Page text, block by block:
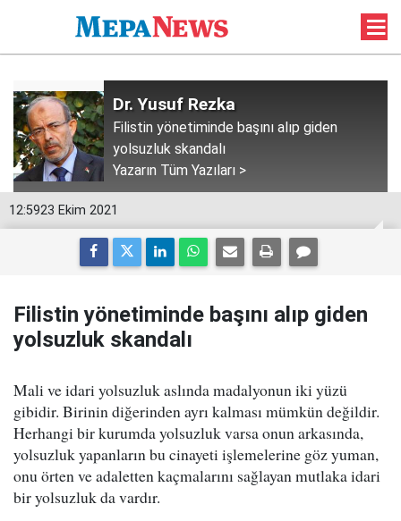
Dr. Yusuf Rezka
Filistin yönetiminde başını alıp giden
yolsuzluk skandalı
Yazarın Tüm Yazıları >
12:5923 Ekim 2021
Filistin yönetiminde başını alıp giden
yolsuzluk skandalı
Mali ve idari yolsuzluk aslında madalyonun iki yüzü
gibidir. Birinin diğerinden ayrı kalması mümkün değildir.
Herhangi bir kurumda yolsuzluk varsa onun arkasında,
yolsuzluk yapanların bu cinayeti işlemelerine göz yuman,
onu örten ve adaletten kaçmalarını sağlayan mutlaka idari
bir yolsuzluk da vardır.